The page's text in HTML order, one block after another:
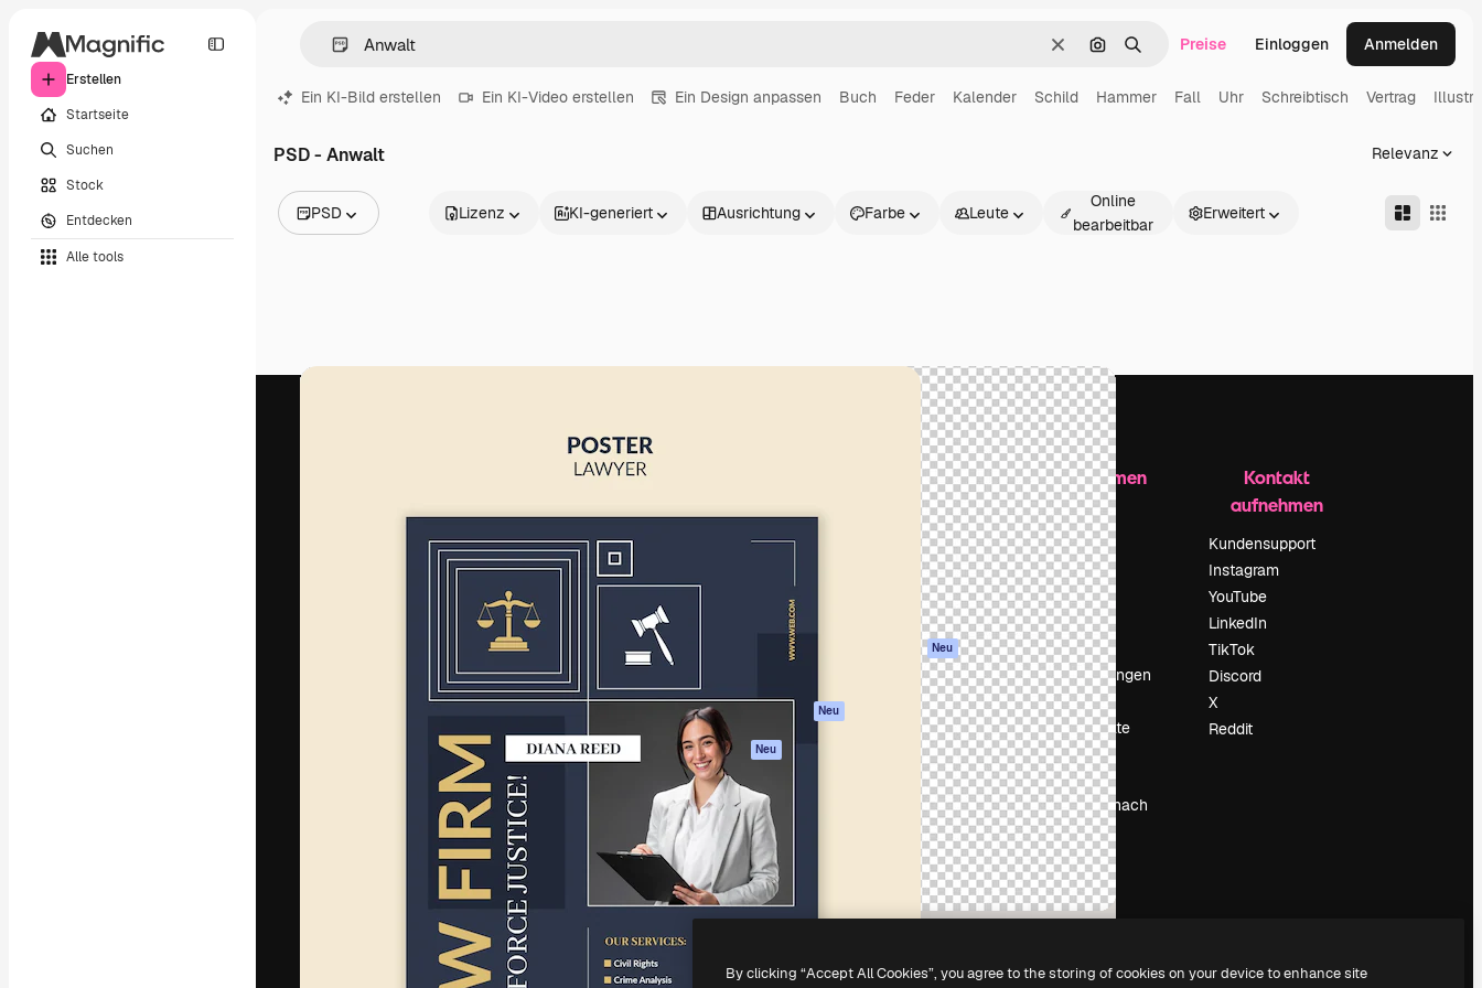
Erstellen
Startseite
Suchen
Stock
Entdecken
Alle tools
LöschenNach Bild suchen
SuchenPreise Einloggen Anmelden
Ein KI-Bild erstellen Ein KI-Video erstellen Ein Design anpassen Buch Feder Kalender Schild Hammer Fall Uhr Schreibtisch Vertrag
PSD - Anwalt Relevanz
PSD
Videos
Lizenz KI-generiert Ausrichtung Farbe Leute
Online
bearbeitbar
Erweitert
Abonnenten unter Kreativen, Unternehmen,
Spaces
KI-Assistent
KI-Videogenerator
Stimmengenerator
MCP für
Claude/ChatGPT
Neu
Agenten Neu
API
Mobile App
Alle Magnific-Tools
Loslegen
Academy
Dokumentation
Datenschutzerklärung
Originale Neu
Cookie-Richtlinie
Vertrauenszentrum
Unternehmen
Unternehmen
Preise
Über uns
Reviews
Karriere
Suchtrends
Blog
Veranstaltungen
Slidesgo
Deine Inhalte
verkaufen
Pressesaal
Suchst du nach
magnific.ai
Kontakt
aufnehmen
Kundensupport
Instagram
YouTube
LinkedIn
TikTok
Discord
X
Reddit
Copyright © 2010- 2026 Freepik Company S.L.U.Alle Rechte vorbehalten
By clicking “Accept All Cookies”, you agree to the storing of cookies on your device to enhance site